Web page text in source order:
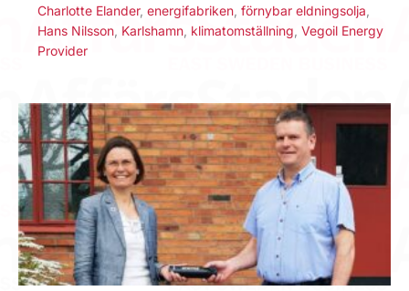
Charlotte Elander, energifabriken förnybar eldningsolja
Hans Nilsson Karlshamn klimatomställning Vegoil Energy
Provider